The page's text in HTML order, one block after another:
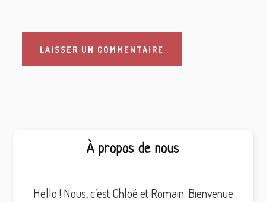
À propos de nous
Hello ! Nous, c’est Chloé et Romain. Bienvenue